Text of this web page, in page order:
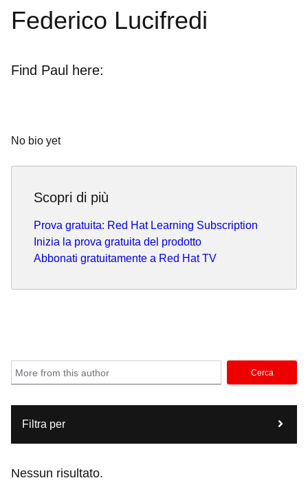
Federico Lucifredi
Find Paul here:
No bio yet
Scopri di più
Prova gratuita: Red Hat Learning Subscription
Inizia la prova gratuita del prodotto
Abbonati gratuitamente a Red Hat TV
Cerca
Filtra per
Nessun risultato.